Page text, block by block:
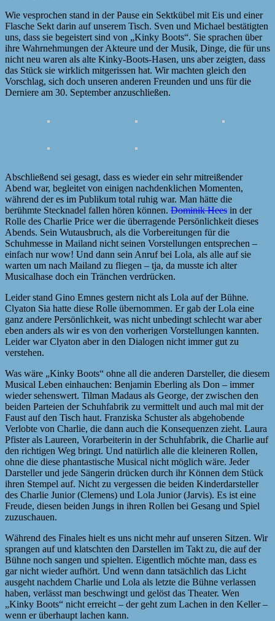
Wie vesprochen stand in der Pause ein Sektkübel mit Eis und einer
Flasche Sekt darin auf unserem Tisch. Sven und Michael bestätigten
uns, dass sie begeistert sind von „Kinky Boots“. Sie sprachen über
ihre Wahrnehmungen der Akteure und der Musik, Dinge, die für uns
nicht neu waren als alte Kinky-Boots-Hasen, uns aber zeigten, dass
das Stück sie wirklich mitgerissen hat. Wir machten gleich den
Vorschlag, sich doch unseren anderen Freunden und uns für die
Derniere am 30. September anzuschließen.
Abschließend sei gesagt, dass es wieder ein sehr mitreißender
Abend war, begleitet von einigen nachdenklichen Momenten,
während der es im Publikum total ruhig war. Man hätte die
berühmte Stecknadel fallen hören können. Dominik Hees in der
Rolle des Charlie Price wer die überragende Persönlichkeit dieses
Abends. Sein Wutausbruch, als die Vorbereitungen für die
Schuhmesse in Mailand nicht seinen Vorstellungen entsprechen –
einfach nur wow! Und dann sein Anruf bei Lola, als alle auf sie
warten um nach Mailand zu fliegen – tja, da musste ich alter
Musicalhase doch ein Tränchen verdrücken.
Leider stand Gino Emnes gestern nicht als Lola auf der Bühne.
Clyaton Sia hatte diese Rolle übernommen. Er gab der Lola eine
ganz andere Persönlichkeit, was nicht unbedingt schlecht war aber
eben anders als wir es von den vorherigen Vorstellungen kannten.
Leider war Clyaton aber in den Dialogen nicht immer gut zu
verstehen.
Was wäre „Kinky Boots“ ohne all die anderen Darsteller, die diesem
Musical Leben einhauchen: Benjamin Eberling als Don – immer
wieder sehenswert. Tilman Madaus als George, der zwischen den
beiden Parteien der Schuhfabrik zu vermittelt und auch mal mit der
Faust auf den Tisch haut. Franziska Schuster als abgehobende
Verlobte von Charlie, die dann auch die Konsequenzen zieht. Laura
Pfister als Laureen, Vorarbeiterin in der Schuhfabrik, die Charlie auf
den richtigen Weg bringt. Und natürlich alle die kleineren Rollen,
ohne die diese phantastische Musical nicht möglich wäre. Jeder
Darsteller und jede Sängerin drücken durch ihr Können dem Stück
ihren Stempel auf. Nicht zu vergessen die beiden Kinderdarsteller
des Charlie Junior (Clemens) und Lola Junior (Jarvis). Es ist eine
Freude, diesen beiden Jungs in ihren Rollen bei Gesang und Spiel
zuzuschauen.
Während des Finales hielt es uns nicht mehr auf unseren Sitzen. Wir
sprangen auf und klatschten den Darstellen im Takt zu, die auf der
Bühne noch sangen und spielten. Eigentlich möchte man, dass es
gar nicht wieder aufhört. Und wenn dann tatsächlich das Licht
ausgeht nachdem Charlie und Lola als letzte die Bühne verlassen
haben, verlässt man beschwingt und gelöst das Theater. Wen
„Kinky Boots“ nicht erreicht – der geht zum Lachen in den Keller –
wenn er überhaupt lachen kann.